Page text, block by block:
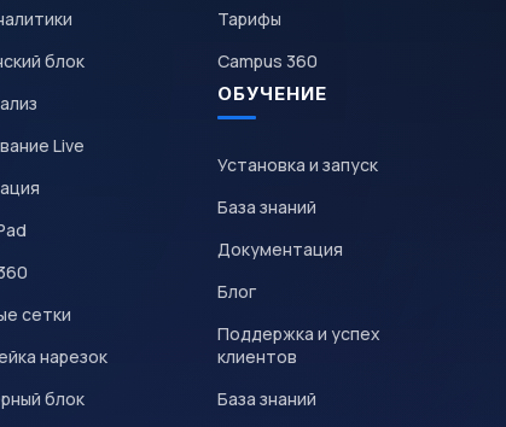
блок
Live
сетки
нарезок
блок
Тарифы
Campus 360
ОБУЧЕНИЕ
Установка и запуск
База знаний
Документация
Блог
Поддержка и успех
клиентов
База знаний